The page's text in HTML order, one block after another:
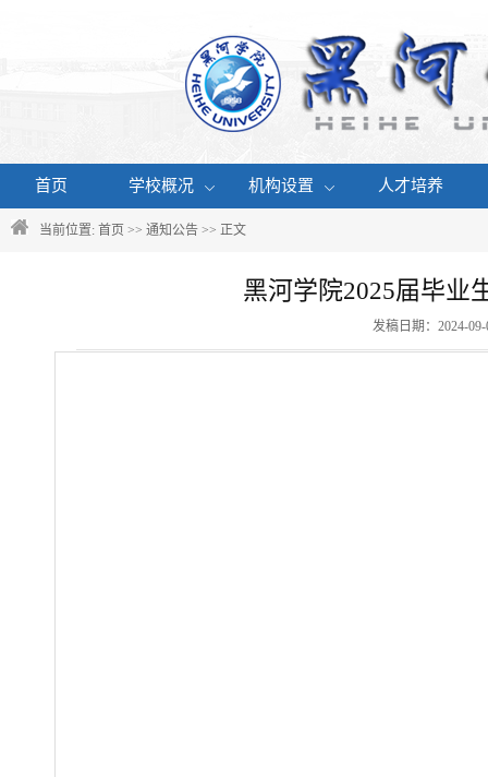
首页 学校概况 机构设置 人才培养
当前位置: 首页 >> 通知公告 >> 正文
黑河学院2025届毕业
发稿日期：2024-